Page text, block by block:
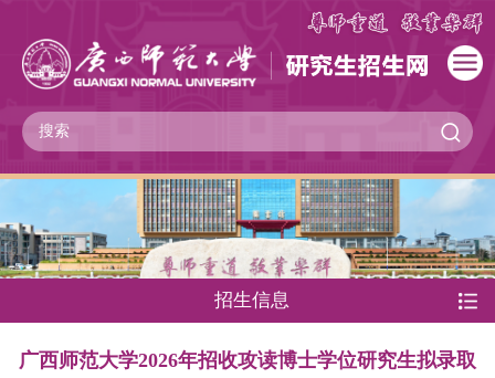
招生信息
广西师范大学2026年招收攻读博士学位研究生拟录取